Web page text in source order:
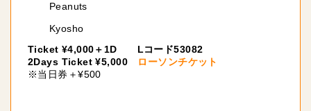
Peanuts
Kyosho
Ticket ¥4,000 ＋ 1D Lコード53082
2Days Ticket ¥5,000 ローソンチケット
※当日券＋¥500